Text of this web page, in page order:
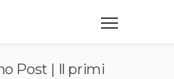
Post | Il primi